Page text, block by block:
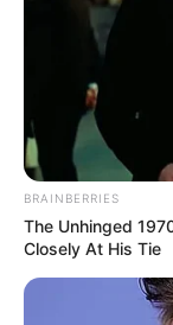
BRAINBERRIES
The Unhinged
Closely At His Tie